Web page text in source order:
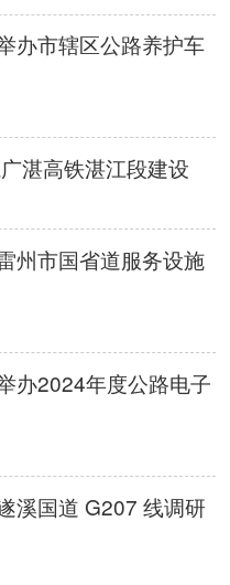
办市辖区公路养护车
湛高铁湛江段建设
州市国省道服务设施
办2024年度公路电子
溪国道 G207 线调研